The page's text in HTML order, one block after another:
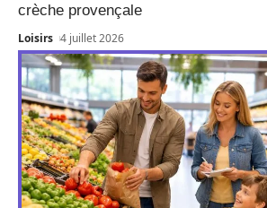
crèche provençale
Loisirs 4 juillet 2026